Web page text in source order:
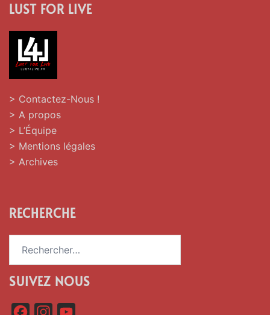
LUST FOR LIVE
> Contactez-Nous !
> A propos
> L’Équipe
> Mentions légales
> Archives
RECHERCHE
SUIVEZ NOUS